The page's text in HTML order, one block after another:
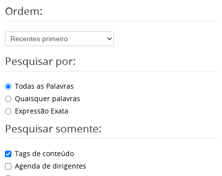
Ordem:
Pesquisar por:
Todas as Palavras
Quaisquer palavras
Expressão Exata
Pesquisar somente:
Tags de conteúdo
Agenda de dirigentes